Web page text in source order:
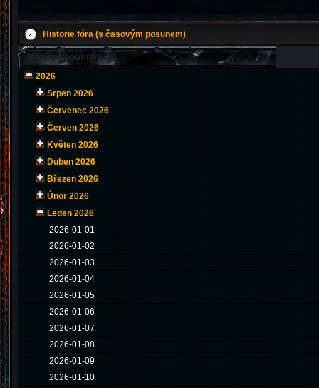
Historie fóra (s časovým posunem)
Měsíční souhrn
2026
Srpen 2026
Červenec 2026
Červen 2026
Květen 2026
Duben 2026
Březen 2026
Únor 2026
Leden 2026
2026-01-01
2026-01-02
2026-01-03
2026-01-04
2026-01-05
2026-01-06
2026-01-07
2026-01-08
2026-01-09
2026-01-10